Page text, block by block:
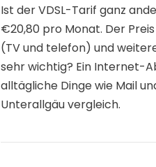
Ist der VDSL-Tarif ganz
€20,80 pro Monat. Der
(TV und telefon) und
sehr wichtig? Ein Internet-
alltägliche Dinge wie Mail
Unterallgäu vergleich.